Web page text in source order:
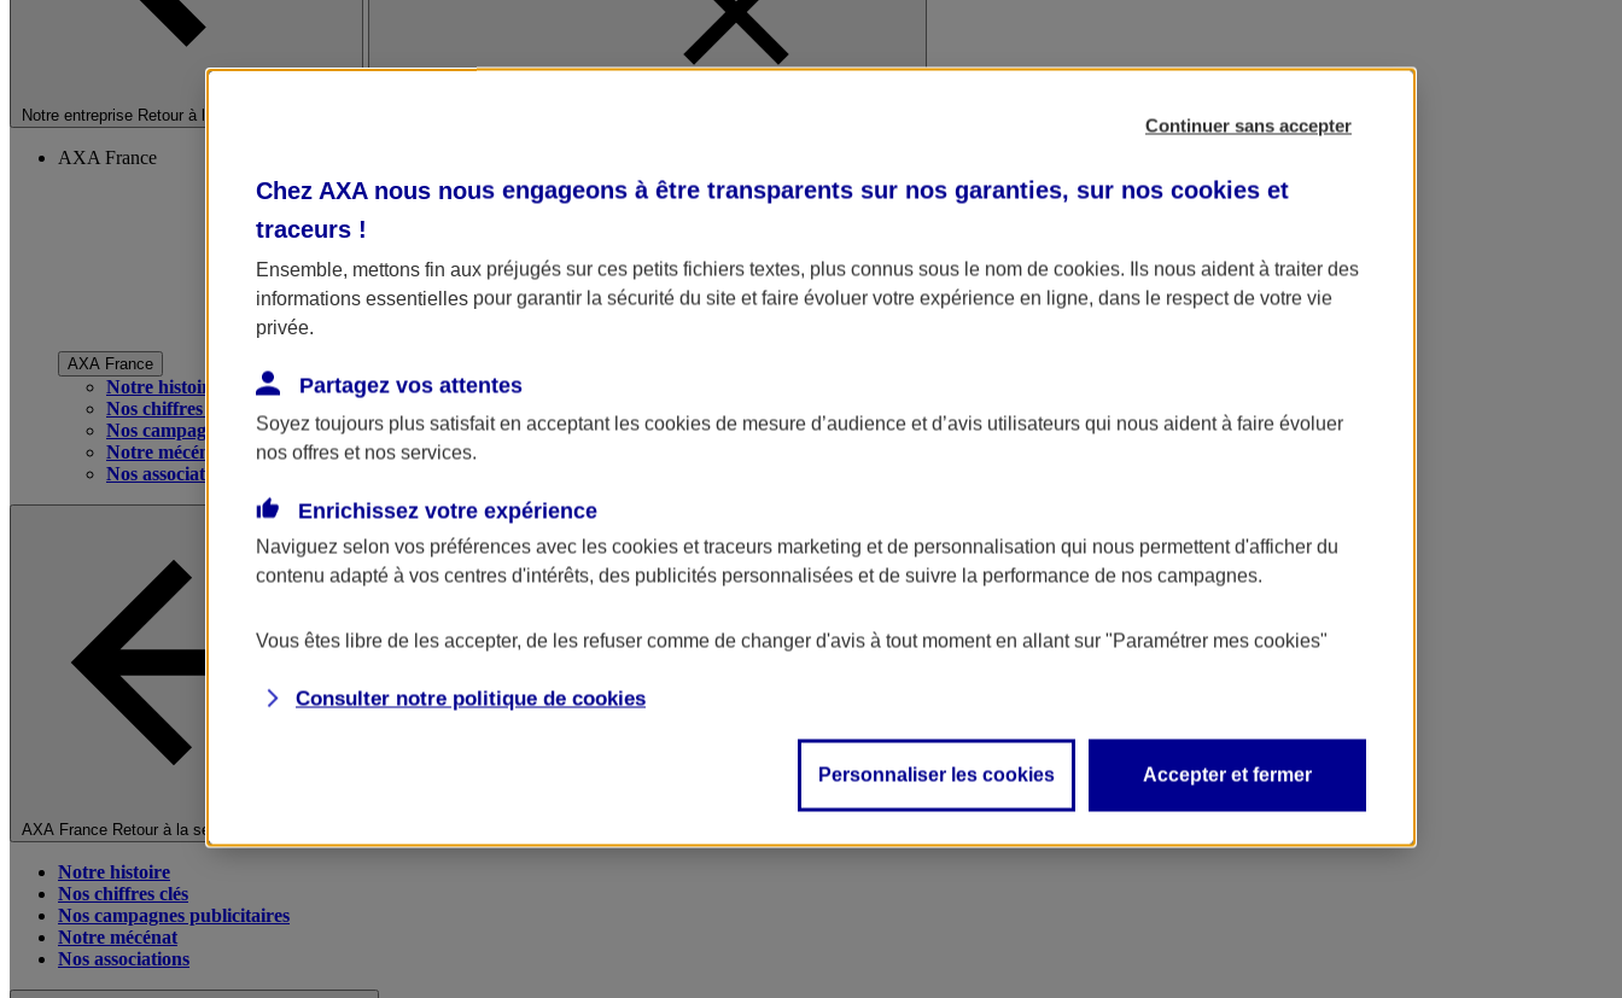
Notre entreprise Retour à la section précédente
AXA France
AXA France
Notre histoire
Nos chiffres clés
Nos campagnes publicitaires
Notre mécénat
Nos associations
AXA France Retour à la section précédente
Notre histoire
Nos chiffres clés
Nos campagnes publicitaires
Notre mécénat
Nos associations
Continuer sans accepter
Chez AXA nous nous engageons à être transparents sur nos garanties, sur nos cookies et
traceurs !
Ensemble, mettons fin aux préjugés sur ces petits fichiers textes, plus connus sous le nom de cookies. Ils nous aident à traiter des
informations essentielles pour garantir la sécurité du site et faire évoluer votre expérience en ligne, dans le respect de votre vie
privée.
Partagez vos attentes
Soyez toujours plus satisfait en acceptant les cookies de mesure d’audience et d’avis utilisateurs qui nous aident à faire évoluer
nos offres et nos services.
Enrichissez votre expérience
Naviguez selon vos préférences avec les cookies et traceurs marketing et de personnalisation qui nous permettent d'afficher du
contenu adapté à vos centres d'intérêts, des publicités personnalisées et de suivre la performance de nos campagnes.
Vous êtes libre de les accepter, de les refuser comme de changer d'avis à tout moment en allant sur "Paramétrer mes cookies"
Consulter notre politique de cookies
Personnaliser les cookies Accepter et fermer